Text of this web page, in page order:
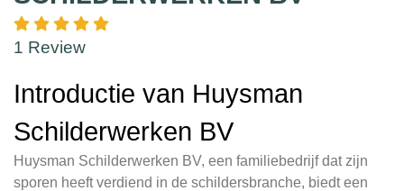
1 Review
Introductie van Huysman
Schilderwerken BV
Huysman Schilderwerken BV, een familiebedrijf dat zijn
sporen heeft verdiend in de schildersbranche, biedt een